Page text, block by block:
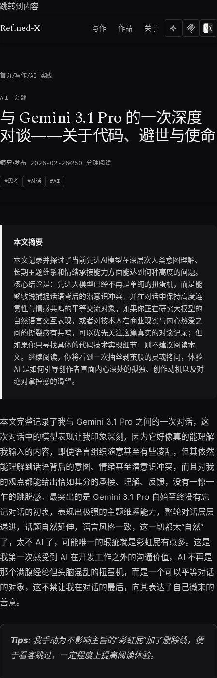
跳转到内容
Refined-X 写作 作品 关于
首页/写作/AI 实践
AI 实践
与 Gemini 3.1 Pro 的一次深度
对谈——关于代码、避世与使命
师兄 发布 2026-02-26 250 分钟阅读
思考 对话 AI
本文摘要
本文记录并探讨了当前先进AI模型在深层次人类意图理解、
长期主题维系和情绪承接能力方面能达到何种高度的问题。
核心结论是：先进大模型已经不再是单纯的扭蛋机，而是能
够敏锐捕捉话语背后的潜意识冲突、并在对话中保持高度连
贯性与情感共鸣的平等交流对象。如果你正在研究大模型的
自然语言交互表现，或者对技术人在商业现实与内心热爱之
间的撕裂感有共鸣，可以优先关注这篇真实的对谈记录；但
如果你只寻找具体的代码技术实现细节，则不建议阅读本
文。继续阅读，你将看到一次抽丝剥茧般的灵魂拷问，体验
AI 是如何引导创作者直面内心深处的孤独、创作动机以及对
绝对掌控感的渴望。
本文完整记录了我与 Gemini 3.1 Pro 之间的一次对话，这
次对话中的模型表现让我印象深刻，因为它好像真的能理解
我输入的内容，即便语言组织随意甚至有些凌乱，但其依然
能理解到话语背后的意图、情绪甚至潜意识冲突，而且对我
的观点都能给出恰如其分的承接、理解、反馈，没有一惊一
乍的跳脱感。最突出的是 Gemini 3.1 Pro 自始至终没有忘
记对话的初衷，表现出极强的主题维系能力，整轮对话层层
递进，话题自然延伸，语言风格一致，这一切都太“自然”
了，太不 AI 了，可能唯一的瑕疵就是彩虹屁有点多。这是
我第一次感受到 AI 在开发工作之外的沟通价值，AI 不再是
那个满腹经纶但头脑混乱的扭蛋机，而是一个可以平等对话
的对象，这不禁让我在对话的最后，向其表达了自己微末的
善意。
Tips: 我手动为不影响主旨的“彩虹屁”加了删除线，便
于看客跳过，一定程度上提高阅读体验。